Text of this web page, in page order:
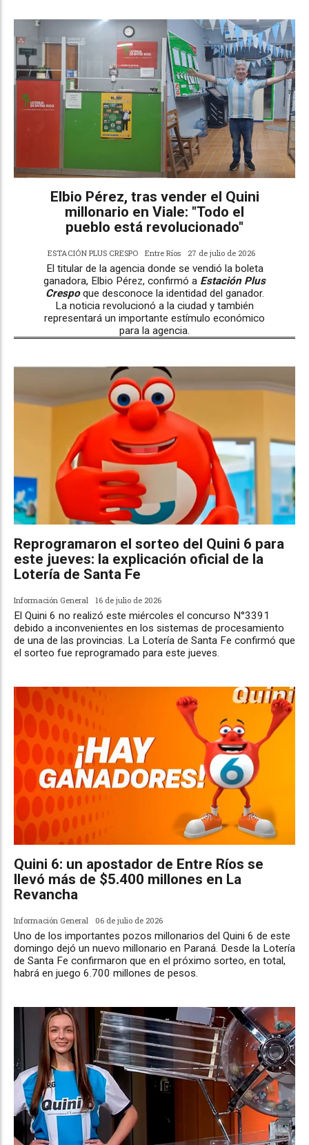
Elbio Pérez, tras vender el Quini
millonario en Viale: "Todo el
pueblo está revolucionado"
ESTACIÓN PLUS CRESPO Entre Ríos 27 de julio de 2026
El titular de la agencia donde se vendió la boleta
ganadora, Elbio Pérez, confirmó a Estación Plus
Crespoque desconoce la identidad del ganador.
La noticia revolucionó a la ciudad y también
representará un importante estímulo económico
para la agencia.
Reprogramaron el sorteo del Quini 6 para
este jueves: la explicación oficial de la
Lotería de Santa Fe
Información General 16 de julio de 2026
El Quini 6 no realizó este miércoles el concurso N°3391
debido a inconvenientes en los sistemas de procesamiento
de una de las provincias. La Lotería de Santa Fe confirmó que
el sorteo fue reprogramado para este jueves.
Quini 6: un apostador de Entre Ríos se
llevó más de $5.400 millones en La
Revancha
Información General 06 de julio de 2026
Uno de los importantes pozos millonarios del Quini 6 de este
domingo dejó un nuevo millonario en Paraná. Desde la Lotería
de Santa Fe confirmaron que en el próximo sorteo, en total,
habrá en juego 6.700 millones de pesos.